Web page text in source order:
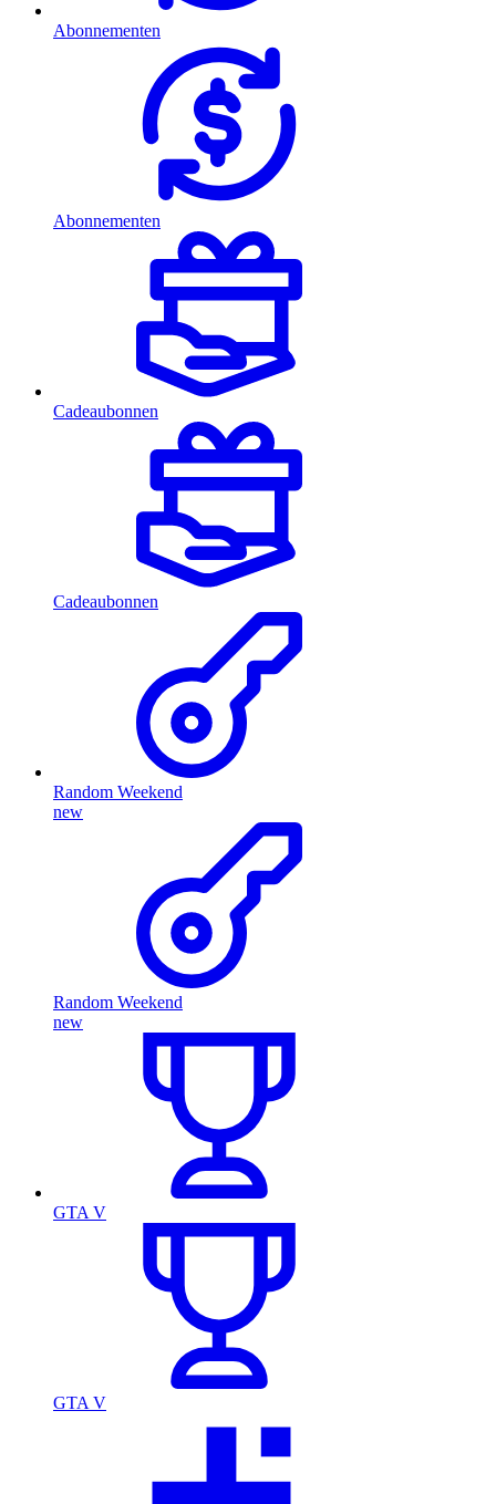
Abonnementen
Abonnementen
Cadeaubonnen
Cadeaubonnen
Random Weekend
new
Random Weekend
new
GTA V
GTA V